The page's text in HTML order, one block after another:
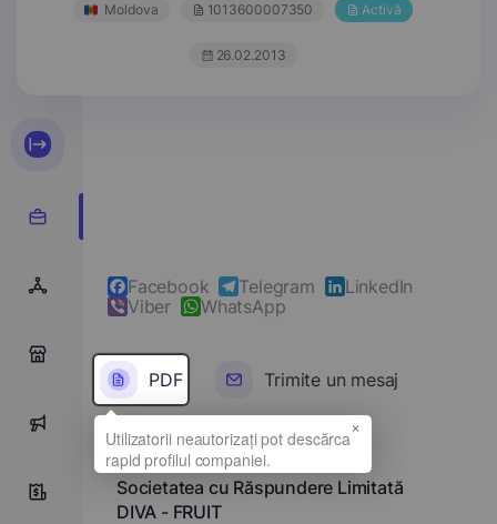
Moldova 1013600007350 Activă
26.02.2013
10
Facebook Telegram
LinkedIn
Viber
WhatsApp
PDF Trimite un mesaj
Denumirea completă
Societatea cu Răspundere Limitată
DIVA - FRUIT
×